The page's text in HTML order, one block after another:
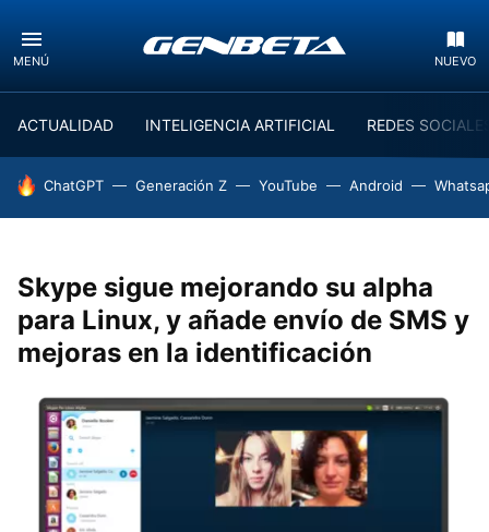
MENÚ NUEVO
ACTUALIDAD INTELIGENCIA ARTIFICIAL REDES
HOY SE HABLA DE
ChatGPT Generación Z YouTube Android
Skype sigue mejorando su alpha
para Linux, y añade envío de SMS y
mejoras en la identificación